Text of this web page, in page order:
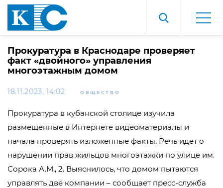
Прокуратура в Краснодаре проверяет
факт «двойного» управления
многоэтажным домом
18.11.2023, 14:02 ОБЩЕСТВО
Прокуратура в кубанской столице изучила
размещенные в Интернете видеоматериалы и
начала проверять изложенные факты. Речь идет о
нарушении прав жильцов многоэтажки по улице им.
Сорока А.М., 2. Выяснилось, что домом пытаются
управлять две компании – сообщает пресс-служба